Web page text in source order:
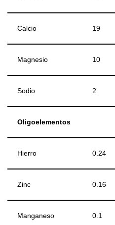
Calcio 19
Magnesio 10
Sodio 2
Oligoelementos
Hierro 0.24
Zinc 0.16
Manganeso 0.1